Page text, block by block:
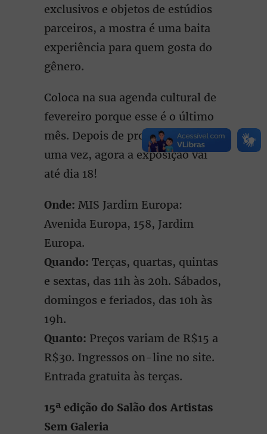
exclusivos e objetos de estúdios
parceiros, a mostra é uma baita
experiência para quem gosta do
gênero.
Coloca na sua agenda cultural de
fevereiro porque esse é o último
mês. Depois de prorrogada mais
uma vez, agora a exposição vai
até dia 18!
Onde: MIS Jardim Europa:
Avenida Europa, 158, Jardim
Europa.
Quando: Terças, quartas, quintas
e sextas, das 11h às 20h. Sábados,
domingos e feriados, das 10h às
19h.
Quanto: Preços variam de R$15 a
R$30. Ingressos on-line no site.
Entrada gratuita às terças.
15ª edição do Salão dos Artistas
Sem Galeria